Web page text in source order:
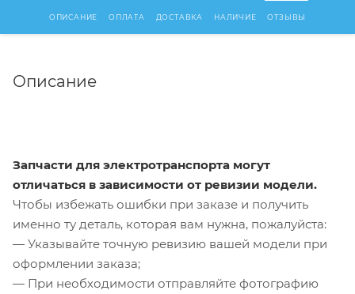
ОПИСАНИЕ ОПЛАТА ДОСТАВКА НАЛИЧИЕ ОТЗЫВЫ
Описание
Запчасти для электротранспорта могут
отличаться в зависимости от ревизии модели.
Чтобы избежать ошибки при заказе и получить
именно ту деталь, которая вам нужна, пожалуйста:
— Указывайте точную ревизию вашей модели при
оформлении заказа;
— При необходимости отправляйте фотографию